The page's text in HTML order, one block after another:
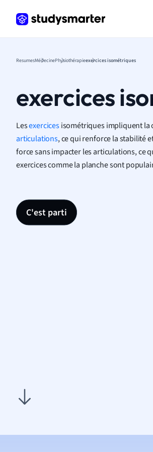
ResumesMédecinePhysiothérapieexercices isométriques
exercices
Lesexercicesisométriques impliquent la
articulations, ce qui renforce la stabilité
force sans impacter les articulations, ce
exercices comme la planche sont
C'est parti